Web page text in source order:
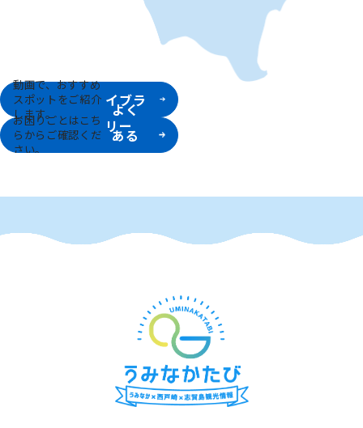
動画で、おすすめ
スポットをご紹介
します。
イブラ
リー
お困りごとはこち
らからご確認くだ
さい。
よく
ある